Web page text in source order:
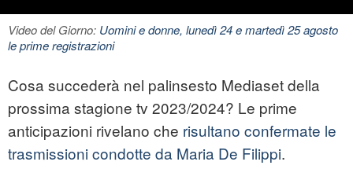
Video del Giorno: Uomini e donne, lunedì 24 e martedì 25 agosto
le prime registrazioni
Cosa succederà nel palinsesto Mediaset della
prossima stagione tv 2023/2024? Le prime
anticipazioni rivelano che risultano confermate le
trasmissioni condotte da Maria De Filippi.